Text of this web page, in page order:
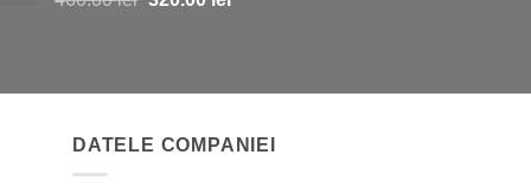
460.00 lei.
DATELE COMPANIEI